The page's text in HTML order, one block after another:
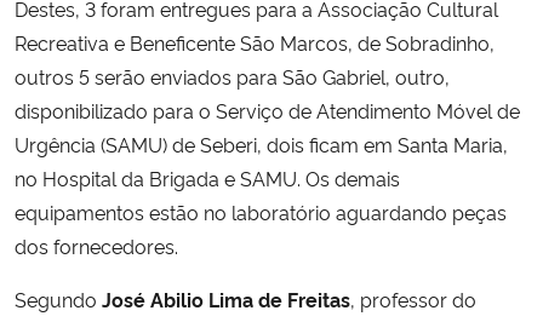
Ministério da Mulher, da Família e dos Direitos Humanos
Secretaria-Geral
Secretaria de Governo
Gabinete de Segurança Institucional
Advocacia-Geral da União
Destes, 3 foram entregues para a Associação Cultural
Recreativa e Beneficente São Marcos, de Sobradinho,
outros 5 serão enviados para São Gabriel, outro,
disponibilizado para o Serviço de Atendimento Móvel de
Urgência (SAMU) de Seberi, dois ficam em Santa Maria,
no Hospital da Brigada e SAMU. Os demais
equipamentos estão no laboratório aguardando peças
dos fornecedores.
Segundo José Abilio Lima de Freitas, professor do